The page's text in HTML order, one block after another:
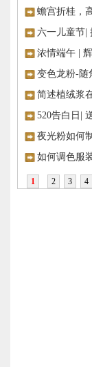
蟾宫折桂，
六一儿童节|
浓情端午 |
变色龙粉-随
简述植绒浆
520告白日|
夜光粉如何
如何调色服
1 2 3 4